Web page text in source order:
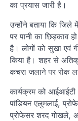
का प्रयास जारी है।
उन्होंने बताया कि
पर पानी का छिड़काव
है। लोगों को सुखा एवं
किया है। शहर से
कचरा जलाने पर रोक
कार्यक्रम को
पांडियन एलुमलाई,
प्रोफेसर शरद गोखले,